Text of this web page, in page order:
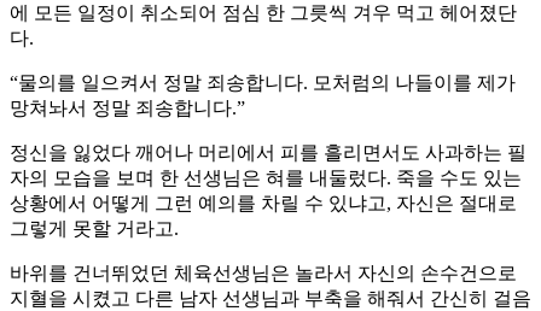
에 모든 일정이 취소되어 점심 한 그릇씩 겨우 먹고 헤어졌단
다.
“물의를 일으켜서 정말 죄송합니다. 모처럼의 나들이를 제가
망쳐놔서 정말 죄송합니다.”
정신을 잃었다 깨어나 머리에서 피를 흘리면서도 사과하는 필
자의 모습을 보며 한 선생님은 혀를 내둘렀다. 죽을 수도 있는
상황에서 어떻게 그런 예의를 차릴 수 있냐고, 자신은 절대로
그렇게 못할 거라고.
바위를 건너뛰었던 체육선생님은 놀라서 자신의 손수건으로
지혈을 시켰고 다른 남자 선생님과 부축을 해줘서 간신히 걸음